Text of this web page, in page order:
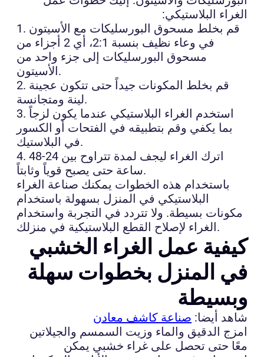
الغراء البلاستيكي:
1. قم بخلط مسحوق البورسليكات مع الأسيتون
في وعاء نظيف بنسبة 2:1، أي 2 أجزاء من
مسحوق البورسليكات إلى جزء واحد من
الأسيتون.
2. قم بخلط المكونات جيداً حتى تتكون عجينة
لينة ومتجانسة.
3. استخدم الغراء البلاستيكي عندما يكون لزجاً
بما يكفي وقم بتطبيقه في الفتحات أو الكسور
في البلاستيك.
4. اترك الغراء ليجف لمدة تتراوح بين 24-48
ساعة حتى يصبح قوياً وثابتاً.
باستخدام هذه الخطوات يمكنك صناعة الغراء
البلاستيكي في المنزل بسهولة باستخدام
مكونات بسيطة. ولا تتردد في التجربة واستخدام
الغراء لإصلاح القطع البلاستيكية في منزلك.
كيفية عمل الغراء الخشبي
في المنزل بخطوات سهلة
وبسيطة
شاهد أيضا: صناعة كاشف معادن
امزج الدقيق والماء وزيت السمسم والجيلاتين
معًا حتى تحصل على غراء خشبي يمكن